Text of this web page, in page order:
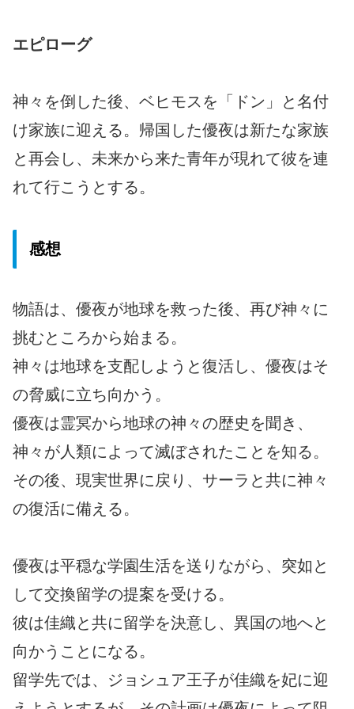
エピローグ
神々を倒した後、ベヒモスを「ドン」と名付
け家族に迎える。帰国した優夜は新たな家族
と再会し、未来から来た青年が現れて彼を連
れて行こうとする。
感想
物語は、優夜が地球を救った後、再び神々に
挑むところから始まる。
神々は地球を支配しようと復活し、優夜はそ
の脅威に立ち向かう。
優夜は霊冥から地球の神々の歴史を聞き、
神々が人類によって滅ぼされたことを知る。
その後、現実世界に戻り、サーラと共に神々
の復活に備える。
優夜は平穏な学園生活を送りながら、突如と
して交換留学の提案を受ける。
彼は佳織と共に留学を決意し、異国の地へと
向かうことになる。
留学先では、ジョシュア王子が佳織を妃に迎